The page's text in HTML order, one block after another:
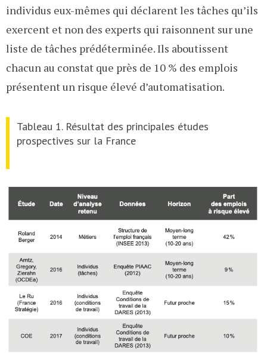
individus eux-mêmes qui déclarent les tâches qu’ils
exercent et non des experts qui raisonnent sur une
liste de tâches prédéterminée. Ils aboutissent
chacun au constat que près de 10 % des emplois
présentent un risque élevé d’automatisation.
Tableau 1. Résultat des principales études
prospectives sur la France